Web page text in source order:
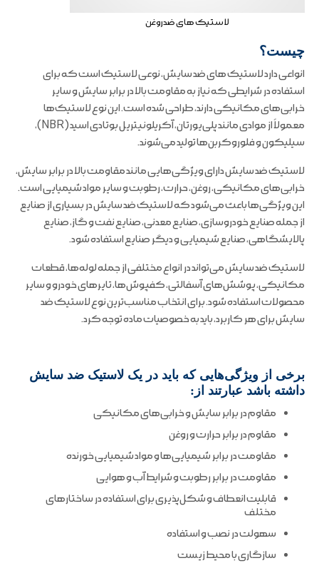
لاستیک های ضدروغن
چیست؟
انواعی دارد لاستیک های ضد سایش، نوعی لاستیک است که برای
استفاده در شرایطی که نیاز به مقاومت بالا در برابر سایش و سایر
خرابی‌های مکانیکی دارند، طراحی شده است. این نوع لاستیک‌ها
معمولاً از موادی مانند پلی‌یورتان، آکریلونیتریل بوتادی اسید (NBR)،
سیلیکون و فلوروکربن‌ها تولید می‌شوند.
لاستیک ضد سایش دارای ویژگی‌هایی مانند مقاومت بالا در برابر سایش،
خرابی‌های مکانیکی، روغن، حرارت، رطوبت و سایر مواد شیمیایی است.
این ویژگی‌ها باعث می‌شود که لاستیک ضد سایش در بسیاری از صنایع
از جمله صنایع خودروسازی، صنایع معدنی، صنایع نفت و گاز، صنایع
پالایشگاهی، صنایع شیمیایی و دیگر صنایع استفاده شود.
لاستیک ضد سایش می‌تواند در انواع مختلفی از جمله لوله‌ها، قطعات
مکانیکی، پوشش‌های آسفالتی، کفپوش‌ها، تایرهای خودرو و سایر
محصولات استفاده شود. برای انتخاب مناسب‌ترین نوع لاستیک ضد
سایش برای هر کاربرد، باید به خصوصیات ماده توجه کرد.
برخی از ویژگی‌هایی که باید در یک لاستیک ضد سایش
داشته باشد عبارتند از:
مقاوم در برابر سایش و خرابی‌های مکانیکی
مقاوم در برابر حرارت و روغن
مقاومت در برابر شیمیایی‌ها و مواد شیمیایی خورنده
مقاومت در برابر رطوبت و شرایط آب و هوایی
قابلیت انعطاف و شکل‌پذیری برای استفاده در ساختارهای
مختلف
سهولت در نصب و استفاده
سازگاری با محیط زیست